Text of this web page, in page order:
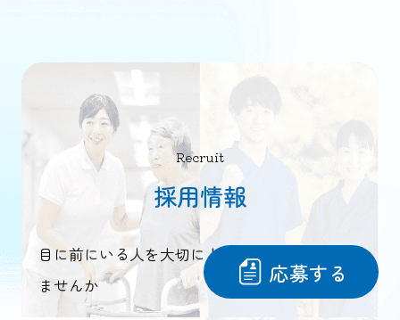
応募する
Recruit
採用情報
目に前にいる人を大切に！ 人と関わり 尽くし
ませんか